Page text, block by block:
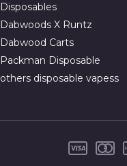
Disposables
Dabwoods X Runtz
Dabwood Carts
Packman Disposable
others disposable vapess